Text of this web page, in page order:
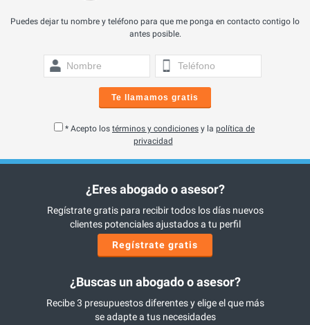
Puedes dejar tu nombre y teléfono para que me ponga en contacto contigo lo
antes posible.
Te llamamos gratis
* Acepto los términos y condiciones y la política de
privacidad
¿Eres abogado o asesor?
Regístrate gratis para recibir todos los días nuevos
clientes potenciales ajustados a tu perfil
Regístrate gratis
¿Buscas un abogado o asesor?
Recibe 3 presupuestos diferentes y elige el que más
se adapte a tus necesidades